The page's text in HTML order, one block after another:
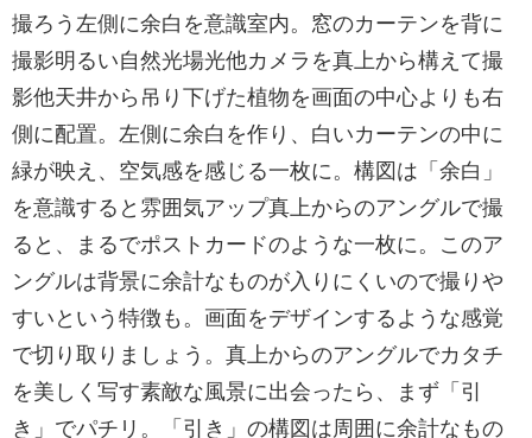
撮ろう左側に余白を意識室内。窓のカーテンを背に
撮影明るい自然光場光他カメラを真上から構えて撮
影他天井から吊り下げた植物を画面の中心よりも右
側に配置。左側に余白を作り、白いカーテンの中に
緑が映え、空気感を感じる一枚に。構図は「余白」
を意識すると雰囲気アップ真上からのアングルで撮
ると、まるでポストカードのような一枚に。このア
ングルは背景に余計なものが入りにくいので撮りや
すいという特徴も。画面をデザインするような感覚
で切り取りましょう。真上からのアングルでカタチ
を美しく写す素敵な風景に出会ったら、まず「引
き」でパチリ。「引き」の構図は周囲に余計なもの